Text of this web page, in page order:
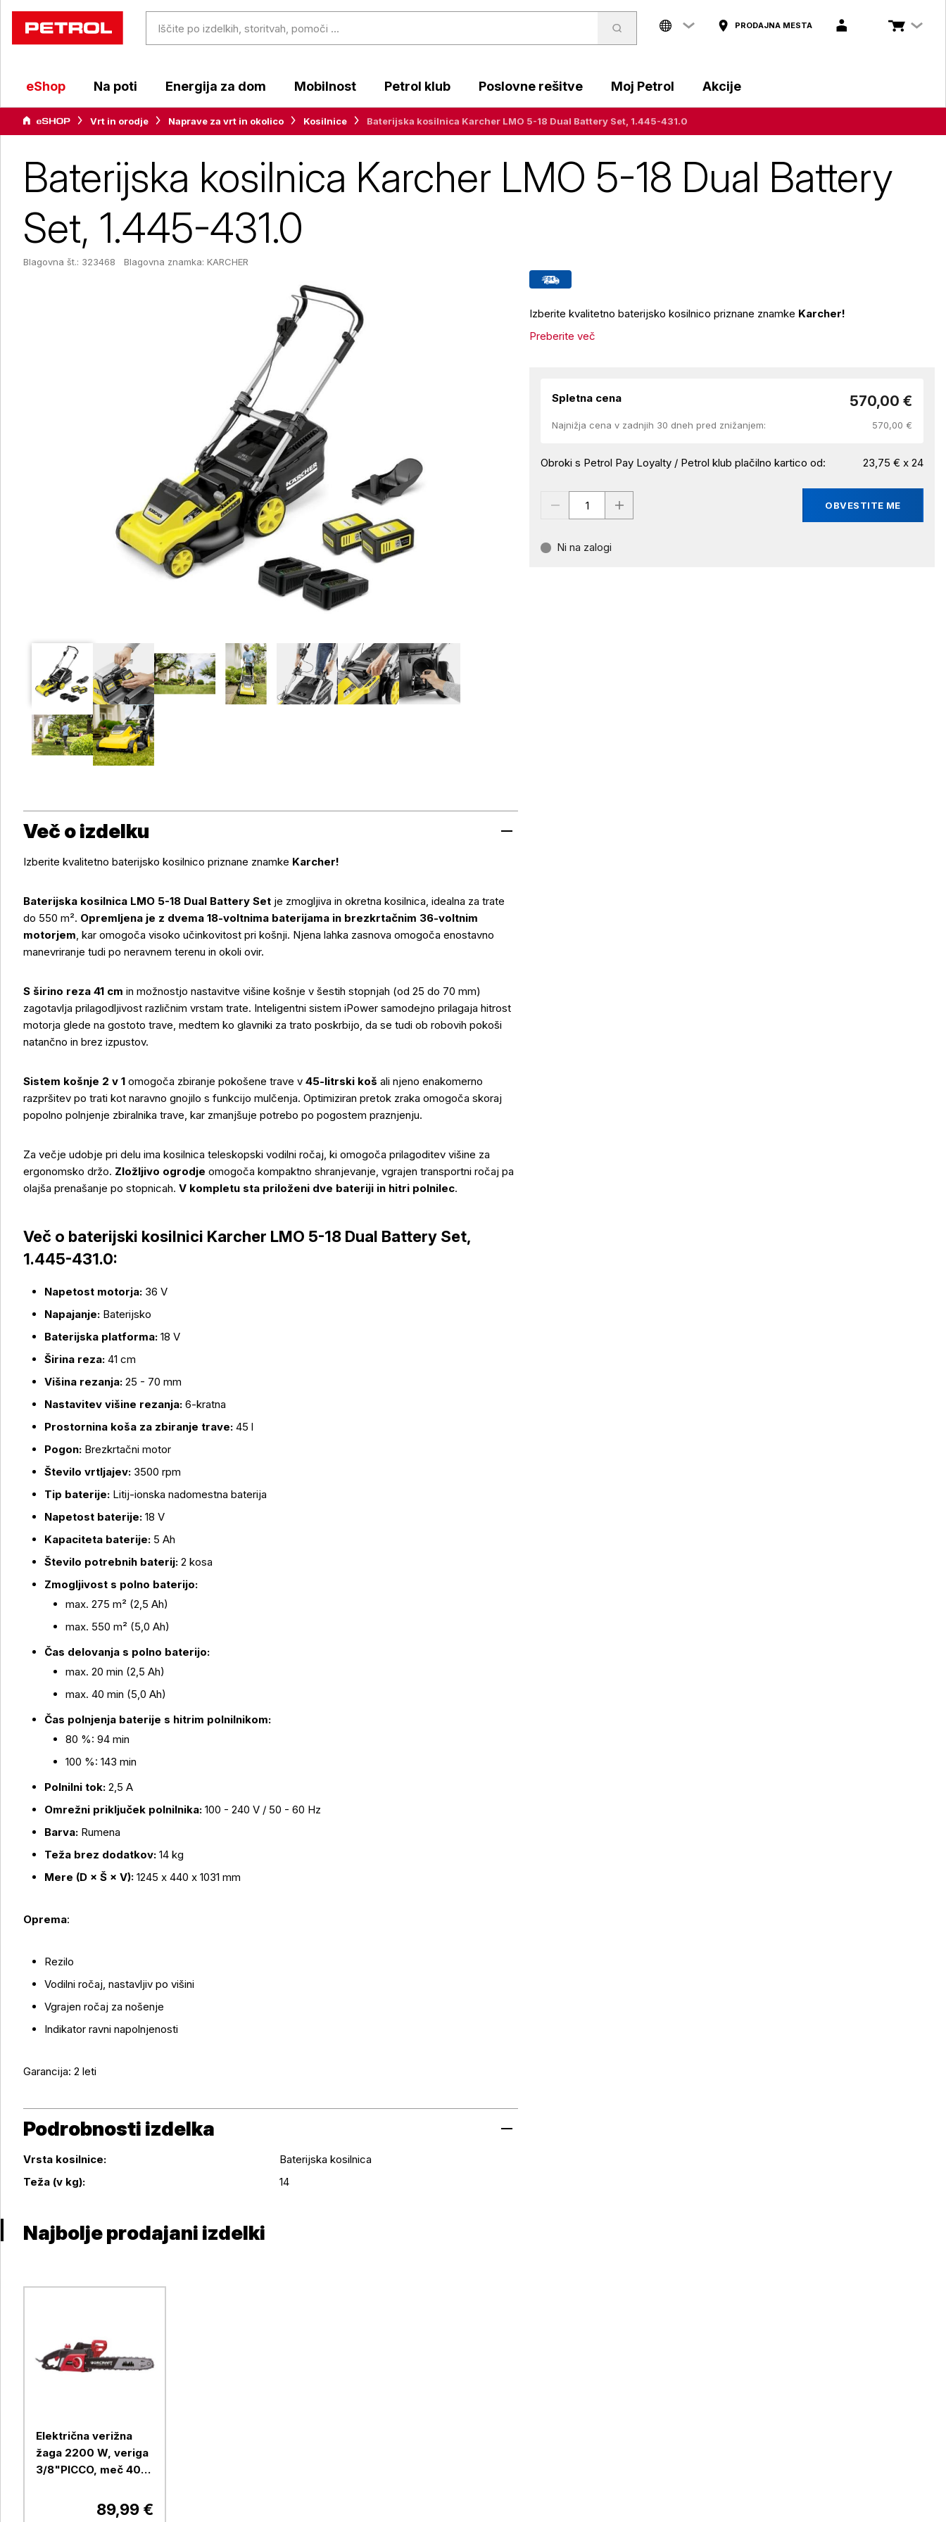
PRODAJNA MESTA
eShop Na poti Energija za dom Mobilnost Petrol klub Poslovne rešitve Moj Petrol Akcije
Vrt in orodje Naprave za vrt in okolico Kosilnice Baterijska kosilnica Karcher LMO 5-18 Dual Battery Set, 1.445-431.0
Baterijska kosilnica Karcher LMO 5-18 Dual Battery
Set, 1.445-431.0
Blagovna št.: 323468 Blagovna znamka: KARCHER
Izberite kvalitetno baterijsko kosilnico priznane znamke Karcher!
Preberite več
Spletna cena 570,00 €
Najnižja cena v zadnjih 30 dneh pred znižanjem: 570,00 €
Obroki s Petrol Pay Loyalty / Petrol klub plačilno kartico od: 23,75 € x 24
OBVESTITE ME
Ni na zalogi
Več o izdelku
Več o izdelku
Izberite kvalitetno baterijsko kosilnico priznane znamke Karcher!
Baterijska kosilnica LMO 5-18 Dual Battery Set je zmogljiva in okretna kosilnica, idealna za trate
do 550 m². Opremljena je z dvema 18-voltnima baterijama in brezkrtačnim 36-voltnim
motorjem, kar omogoča visoko učinkovitost pri košnji. Njena lahka zasnova omogoča enostavno
manevriranje tudi po neravnem terenu in okoli ovir.
S širino reza 41 cm in možnostjo nastavitve višine košnje v šestih stopnjah (od 25 do 70 mm)
zagotavlja prilagodljivost različnim vrstam trate. Inteligentni sistem iPower samodejno prilagaja hitrost
motorja glede na gostoto trave, medtem ko glavniki za trato poskrbijo, da se tudi ob robovih pokoši
natančno in brez izpustov.
Sistem košnje 2 v 1 omogoča zbiranje pokošene trave v 45-litrski koš ali njeno enakomerno
razpršitev po trati kot naravno gnojilo s funkcijo mulčenja. Optimiziran pretok zraka omogoča skoraj
popolno polnjenje zbiralnika trave, kar zmanjšuje potrebo po pogostem praznjenju.
Za večje udobje pri delu ima kosilnica teleskopski vodilni ročaj, ki omogoča prilagoditev višine za
ergonomsko držo. Zložljivo ogrodje omogoča kompaktno shranjevanje, vgrajen transportni ročaj pa
olajša prenašanje po stopnicah. V kompletu sta priloženi dve bateriji in hitri polnilec.
Več o baterijski kosilnici Karcher LMO 5-18 Dual Battery Set,
1.445-431.0:
Napetost motorja: 36 V
Napajanje: Baterijsko
Baterijska platforma: 18 V
Širina reza: 41 cm
Višina rezanja: 25 - 70 mm
Nastavitev višine rezanja: 6-kratna
Prostornina koša za zbiranje trave: 45 l
Pogon: Brezkrtačni motor
Število vrtljajev: 3500 rpm
Tip baterije: Litij-ionska nadomestna baterija
Napetost baterije: 18 V
Kapaciteta baterije: 5 Ah
Število potrebnih baterij: 2 kosa
Zmogljivost s polno baterijo:
max. 275 m² (2,5 Ah)
max. 550 m² (5,0 Ah)
Čas delovanja s polno baterijo:
max. 20 min (2,5 Ah)
max. 40 min (5,0 Ah)
Čas polnjenja baterije s hitrim polnilnikom:
80 %: 94 min
100 %: 143 min
Polnilni tok: 2,5 A
Omrežni priključek polnilnika: 100 - 240 V / 50 - 60 Hz
Barva: Rumena
Teža brez dodatkov: 14 kg
Mere (D × Š × V): 1245 x 440 x 1031 mm
Oprema:
Rezilo
Vodilni ročaj, nastavljiv po višini
Vgrajen ročaj za nošenje
Indikator ravni napolnjenosti
Garancija: 2 leti
Podrobnosti izdelka
Podrobnosti izdelka
Vrsta kosilnice:
Baterijska kosilnica
Teža (v kg):
14
Najbolje prodajani izdelki
Električna verižna
žaga 2200 W, veriga
3/8"PICCO, meč 40
89,99 €